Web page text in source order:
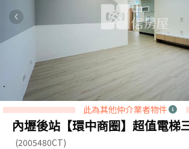
此為其他仲介業者物件
內壢後站【環中商圈】超值電梯
(2005480CT)